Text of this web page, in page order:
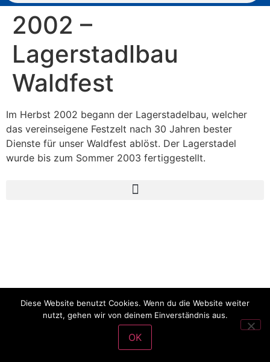
2002 –
Lagerstadlbau
Waldfest
Im Herbst 2002 begann der Lagerstadelbau, welcher
das vereinseigene Festzelt nach 30 Jahren bester
Dienste für unser Waldfest ablöst. Der Lagerstadel
wurde bis zum Sommer 2003 fertiggestellt.
Diese Website benutzt Cookies. Wenn du die Website weiter
nutzt, gehen wir von deinem Einverständnis aus.
OK